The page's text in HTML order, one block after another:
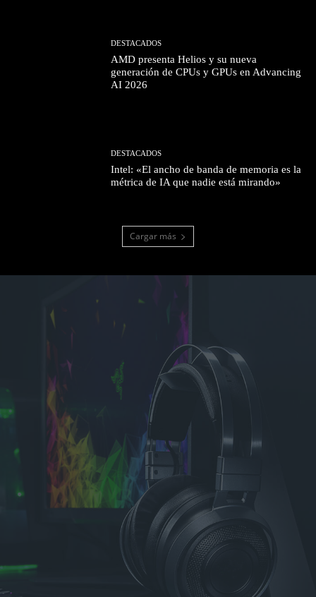
DESTACADOS
AMD presenta Helios y su nueva
generación de CPUs y GPUs en Advancing
AI 2026
DESTACADOS
Intel: «El ancho de banda de memoria es la
métrica de IA que nadie está mirando»
Cargar más